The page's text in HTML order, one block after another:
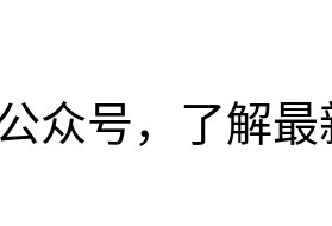
众号，了解